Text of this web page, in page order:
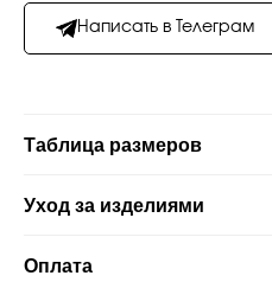
Написать в Телеграм
Таблица размеров
Уход за изделиями
Оплата